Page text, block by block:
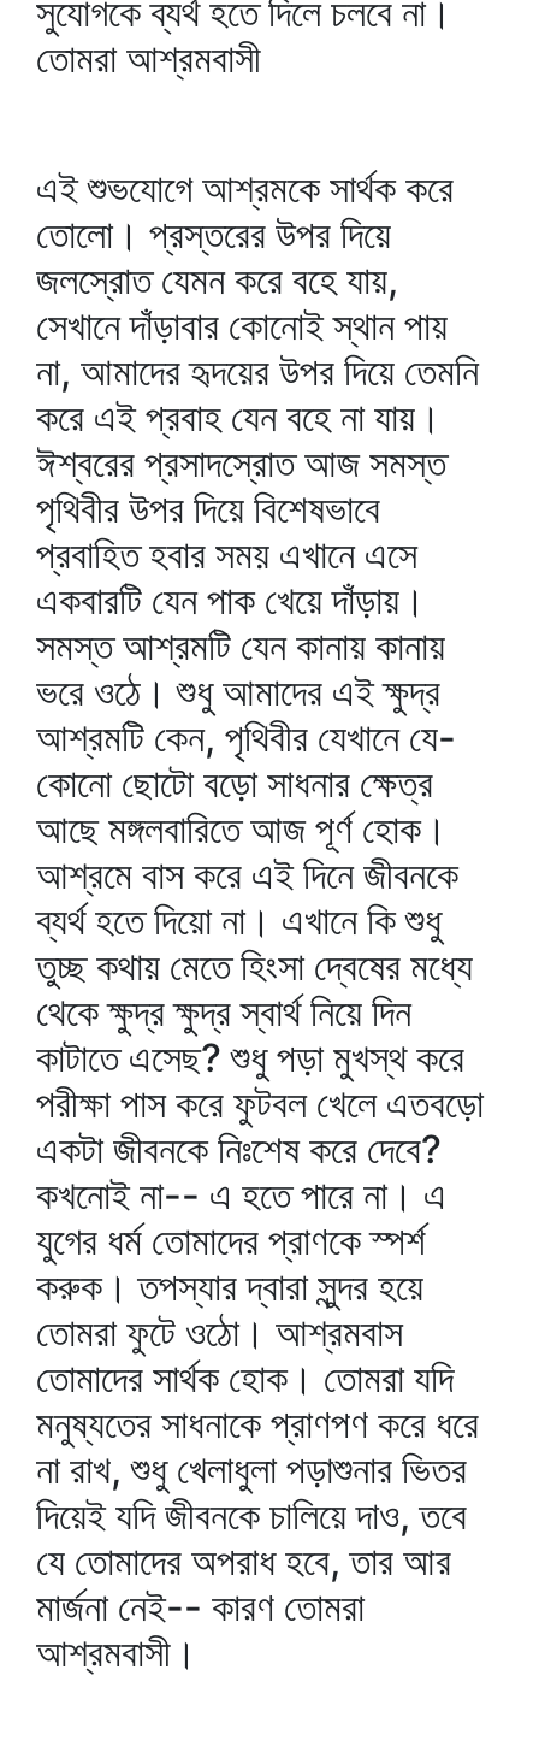
সুযোগকে ব্যর্থ হতে দিলে চলবে না।
তোমরা আশ্রমবাসী
এই শুভযোগে আশ্রমকে সার্থক করে
তোলো। প্রস্তরের উপর দিয়ে
জলস্রোত যেমন করে বহে যায়,
সেখানে দাঁড়াবার কোনোই স্থান পায়
না, আমাদের হৃদয়ের উপর দিয়ে তেমনি
করে এই প্রবাহ যেন বহে না যায়।
ঈশ্বরের প্রসাদস্রোত আজ সমস্ত
পৃথিবীর উপর দিয়ে বিশেষভাবে
প্রবাহিত হবার সময় এখানে এসে
একবারটি যেন পাক খেয়ে দাঁড়ায়।
সমস্ত আশ্রমটি যেন কানায় কানায়
ভরে ওঠে। শুধু আমাদের এই ক্ষুদ্র
আশ্রমটি কেন, পৃথিবীর যেখানে যে-
কোনো ছোটো বড়ো সাধনার ক্ষেত্র
আছে মঙ্গলবারিতে আজ পূর্ণ হোক।
আশ্রমে বাস করে এই দিনে জীবনকে
ব্যর্থ হতে দিয়ো না। এখানে কি শুধু
তুচ্ছ কথায় মেতে হিংসা দ্বেষের মধ্যে
থেকে ক্ষুদ্র ক্ষুদ্র স্বার্থ নিয়ে দিন
কাটাতে এসেছ? শুধু পড়া মুখস্থ করে
পরীক্ষা পাস করে ফুটবল খেলে এতবড়ো
একটা জীবনকে নিঃশেষ করে দেবে?
কখনোই না-- এ হতে পারে না। এ
যুগের ধর্ম তোমাদের প্রাণকে স্পর্শ
করুক। তপস্যার দ্বারা সুন্দর হয়ে
তোমরা ফুটে ওঠো। আশ্রমবাস
তোমাদের সার্থক হোক। তোমরা যদি
মনুষ্যতের সাধনাকে প্রাণপণ করে ধরে
না রাখ, শুধু খেলাধুলা পড়াশুনার ভিতর
দিয়েই যদি জীবনকে চালিয়ে দাও, তবে
যে তোমাদের অপরাধ হবে, তার আর
মার্জনা নেই-- কারণ তোমরা
আশ্রমবাসী।